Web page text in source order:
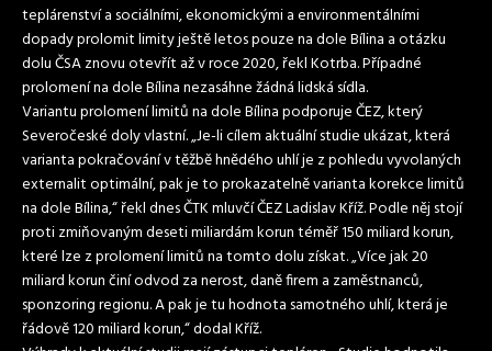
teplárenství a sociálními, ekonomickými a environmentálními
dopady prolomit limity ještě letos pouze na dole Bílina a otázku
dolu ČSA znovu otevřít až v roce 2020, řekl Kotrba. Případné
prolomení na dole Bílina nezasáhne žádná lidská sídla.
Variantu prolomení limitů na dole Bílina podporuje ČEZ, který
Severočeské doly vlastní. „Je-li cílem aktuální studie ukázat, která
varianta pokračování v těžbě hnědého uhlí je z pohledu vyvolaných
externalit optimální, pak je to prokazatelně varianta korekce limitů
na dole Bílina,“ řekl dnes ČTK mluvčí ČEZ Ladislav Kříž. Podle něj stojí
proti zmiňovaným deseti miliardám korun téměř 150 miliard korun,
které lze z prolomení limitů na tomto dolu získat. „Více jak 20
miliard korun činí odvod za nerost, daně firem a zaměstnanců,
sponzoring regionu. A pak je tu hodnota samotného uhlí, která je
řádově 120 miliard korun,“ dodal Kříž.